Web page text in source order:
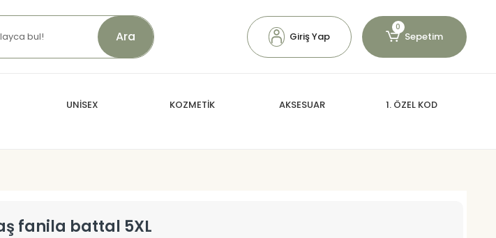
Ara Giriş Yap
0
Sepetim
UNİSEX KOZMETİK AKSESUAR 1. ÖZEL KOD
fanila battal 5XL